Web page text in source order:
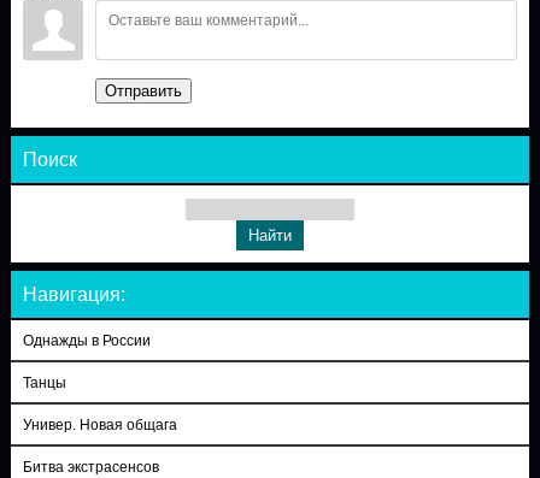
Отправить
Поиск
Навигация:
Однажды в России
Танцы
Универ. Новая общага
Битва экстрасенсов